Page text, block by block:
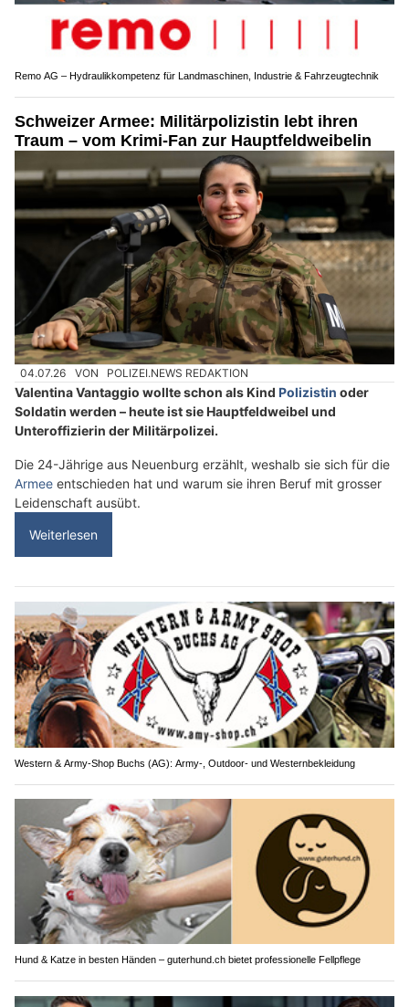
Remo AG – Hydraulikkompetenz für Landmaschinen, Industrie & Fahrzeugtechnik
Schweizer Armee: Militärpolizistin lebt ihren
Traum – vom Krimi-Fan zur Hauptfeldweibelin
04.07.26 VON POLIZEI.NEWS REDAKTION
Valentina Vantaggio wollte schon als Kind Polizistin oder
Soldatin werden – heute ist sie Hauptfeldweibel und
Unteroffizierin der Militärpolizei.
Die 24-Jährige aus Neuenburg erzählt, weshalb sie sich für die
Armee entschieden hat und warum sie ihren Beruf mit grosser
Leidenschaft ausübt.
Weiterlesen
Western & Army-Shop Buchs (AG): Army-, Outdoor- und Westernbekleidung
Hund & Katze in besten Händen – guterhund.ch bietet professionelle Fellpflege